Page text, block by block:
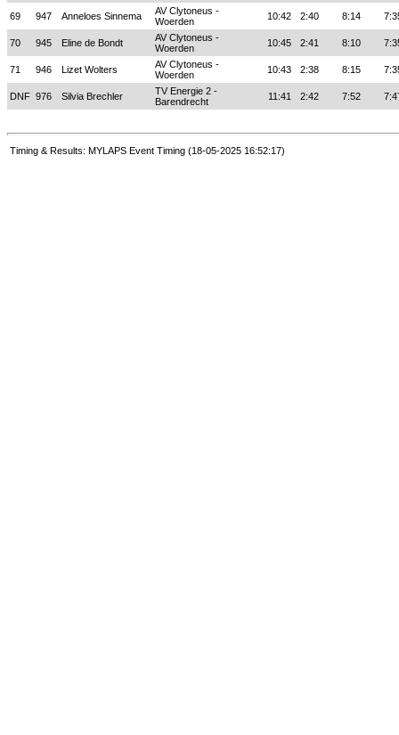
69 947 Anneloes Sinnema
AV Clytoneus -
Woerden
10:42 2:40 8:14
70 945 Eline de Bondt
AV Clytoneus -
Woerden
10:45 2:41 8:10
71 946 Lizet Wolters
AV Clytoneus -
Woerden
10:43 2:38 8:15
DNF 976 Silvia Brechler
TV Energie 2 -
Barendrecht
11:41 2:42 7:52
Timing & Results: MYLAPS Event Timing (18-05-2025 16:52:17)